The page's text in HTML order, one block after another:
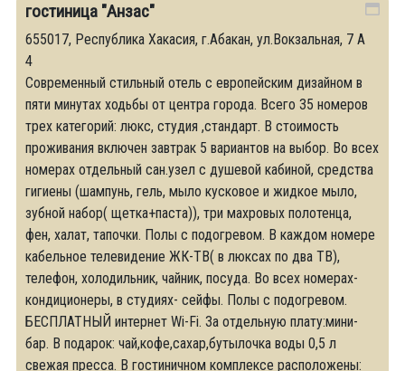
гостиница "Анзас"
655017, Республика Хакасия, г.Абакан, ул.Вокзальная, 7 А
4
Современный стильный отель с европейским дизайном в
пяти минутах ходьбы от центра города. Всего 35 номеров
трех категорий: люкс, студия ,стандарт. В стоимость
проживания включен завтрак 5 вариантов на выбор. Во всех
номерах отдельный сан.узел с душевой кабиной, средства
гигиены (шампунь, гель, мыло кусковое и жидкое мыло,
зубной набор( щетка+паста)), три махровых полотенца,
фен, халат, тапочки. Полы с подогревом. В каждом номере
кабельное телевидение ЖК-ТВ( в люксах по два ТВ),
телефон, холодильник, чайник, посуда. Во всех номерах-
кондиционеры, в студиях- сейфы. Полы с подогревом.
БЕСПЛАТНЫЙ интернет Wi-Fi. За отдельную плату:мини-
бар. В подарок: чай,кофе,сахар,бутылочка воды 0,5 л
свежая пресса. В гостиничном комплексе расположены: